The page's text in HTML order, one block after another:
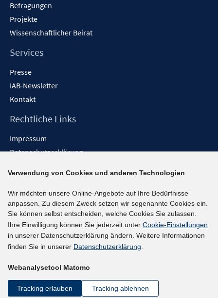
Befragungen
Projekte
Wissenschaftlicher Beirat
Services
Presse
IAB-Newsletter
Kontakt
Rechtliche Links
Impressum
Datenschutzerklärung
Barrieren melden
Social-Media-Kanäle
BlueSky
YouTube
LinkedIn
kununu
Netiquette
Verwendung von Cookies und anderen Technologien
Wir möchten unsere Online-Angebote auf Ihre Bedürfnisse
anpassen. Zu diesem Zweck setzen wir sogenannte Cookies ein.
Sie können selbst entscheiden, welche Cookies Sie zulassen.
Ihre Einwilligung können Sie jederzeit unter Cookie-Einstellungen
in unserer Datenschutzerklärung ändern. Weitere Informationen
finden Sie in unserer Datenschutzerklärung.
Webanalysetool Matomo
Tracking erlauben Tracking ablehnen